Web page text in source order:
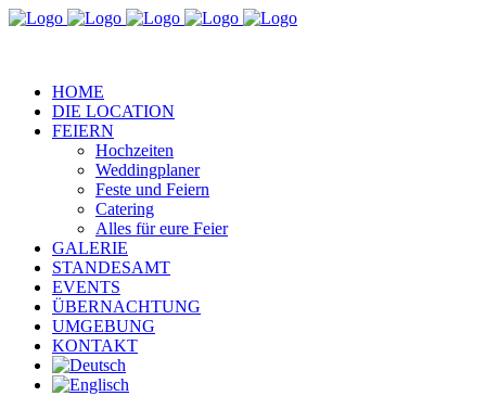
HOME
DIE LOCATION
FEIERN
Hochzeiten
Weddingplaner
Feste und Feiern
Catering
Alles für eure Feier
GALERIE
STANDESAMT
EVENTS
ÜBERNACHTUNG
UMGEBUNG
KONTAKT